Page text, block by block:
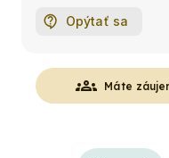
Opýtať sa
groups Máte